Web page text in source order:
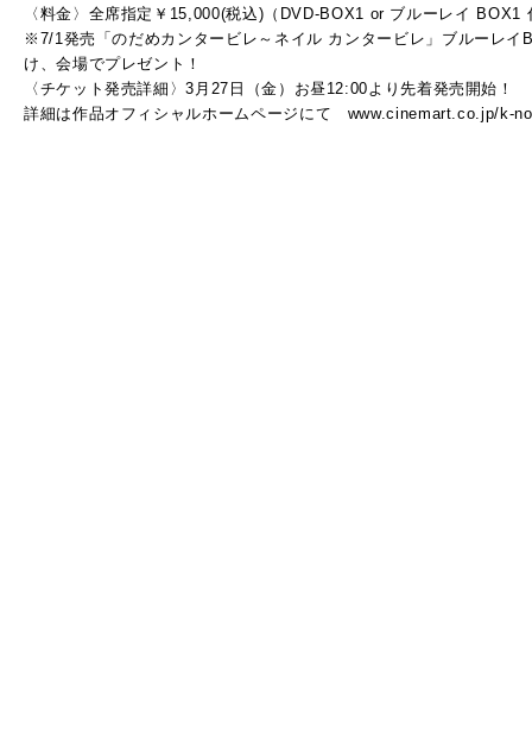
〈料金〉全席指定￥15,000(税込)（DVD-BOX1 or ブルーレイ
※7/1発売「のだめカンタービレ～ネイル カンタービレ」ブルーレイ
け、会場でプレゼント！
〈チケット発売詳細〉3月27日（金）お昼12:00より先着発売開始！
詳細は作品オフィシャルホームページにて www.cinemart.co.jp/k-